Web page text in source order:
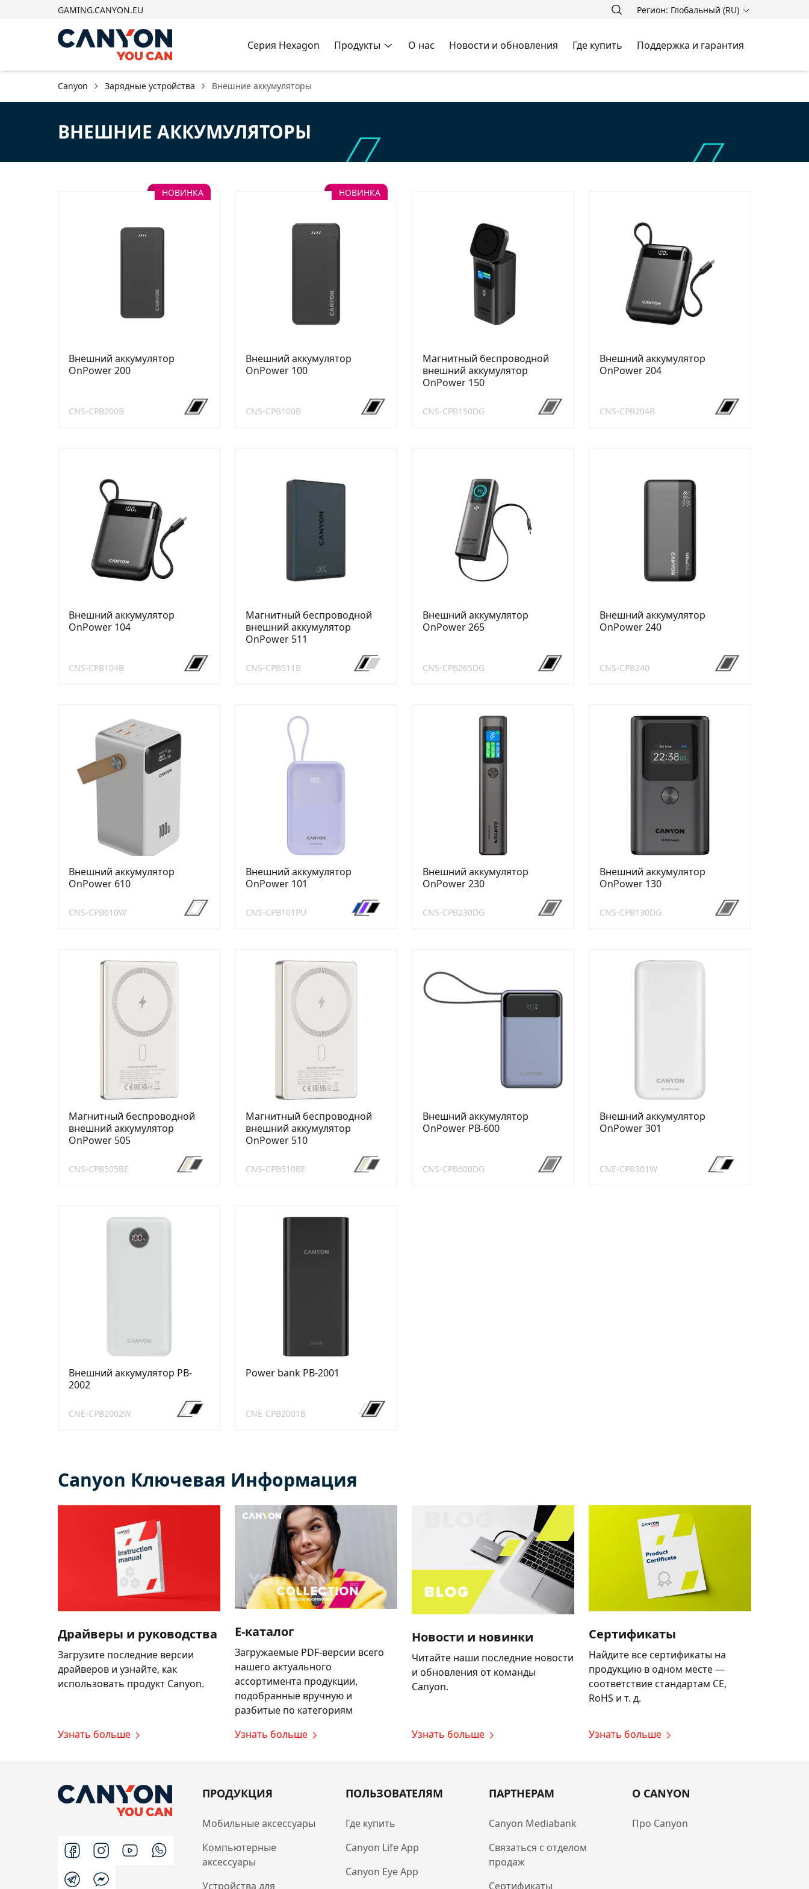
GAMING.CANYON.EU Регион: Глобальный (RU)
Серия Hexagon Продукты О нас Новости и обновления Где купить Поддержка и гарантия
Canyon Зарядные устройства Внешние аккумуляторы
ВНЕШНИЕ АККУМУЛЯТОРЫ
НОВИНКА
Внешний аккумулятор
OnPower 200
CNS-CPB200B
НОВИНКА
Внешний аккумулятор
OnPower 100
CNS-CPB100B
Магнитный беспроводной
внешний аккумулятор
OnPower 150
CNS-CPB150DG
Внешний аккумулятор
OnPower 204
CNS-CPB204B
Внешний аккумулятор
OnPower 104
CNS-CPB104B
Магнитный беспроводной
внешний аккумулятор
OnPower 511
CNS-CPB511B
Внешний аккумулятор
OnPower 265
CNS-CPB265DG
Внешний аккумулятор
OnPower 240
CNS-CPB240
Внешний аккумулятор
OnPower 610
CNS-CPB610W
Внешний аккумулятор
OnPower 101
CNS-CPB101PU
Внешний аккумулятор
OnPower 230
CNS-CPB230DG
Внешний аккумулятор
OnPower 130
CNS-CPB130DG
Магнитный беспроводной
внешний аккумулятор
OnPower 505
CNS-CPB505BE
Магнитный беспроводной
внешний аккумулятор
OnPower 510
CNS-CPB510BE
Внешний аккумулятор
OnPower PB-600
CNS-CPB600DG
Внешний аккумулятор
OnPower 301
CNE-CPB301W
Внешний аккумулятор PB-
2002
CNE-CPB2002W
Power bank PB-2001
CNE-CPB2001B
Canyon Ключевая Информация
Драйверы и руководства
Загрузите последние версии
драйверов и узнайте, как
использовать продукт Canyon.
Узнать больше
E-каталог
Загружаемые PDF-версии всего
нашего актуального
ассортимента продукции,
подобранные вручную и
разбитые по категориям
Узнать больше
Новости и новинки
Читайте наши последние новости
и обновления от команды
Canyon.
Узнать больше
Сертификаты
Найдите все сертификаты на
продукцию в одном месте —
соответствие стандартам CE,
RoHS и т. д.
Узнать больше
ПРОДУКЦИЯ
Мобильные аксессуары
Компьютерные
аксессуары
Устройства для
ПОЛЬЗОВАТЕЛЯМ
Где купить
Canyon Life App
Canyon Eye App
ПАРТНЕРАМ
Canyon Mediabank
Связаться с отделом
продаж
Сертификаты
О CANYON
Про Canyon